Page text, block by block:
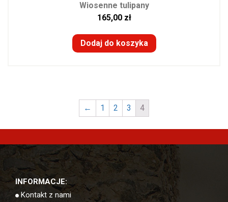
Wiosenne tulipany
165,00 zł
Dodaj do koszyka
← 1 2 3 4
INFORMACJE:
Kontakt z nami